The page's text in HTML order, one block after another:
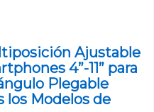
Ajustable
4”-11” para
Plegable
los Modelos de